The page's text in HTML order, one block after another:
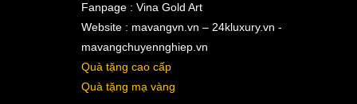
Fanpage : Vina Gold Art
Website : mavangvn.vn – 24kluxury.vn -
mavangchuyennghiep.vn
Quà tặng cao cấp
Quà tặng mạ vàng